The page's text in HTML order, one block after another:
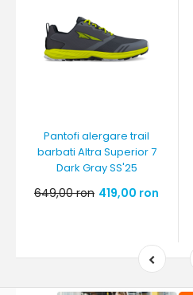
Pantofi alergare trail
barbati Altra Superior 7
Dark Gray SS'25
649,00 ron 419,00 ron